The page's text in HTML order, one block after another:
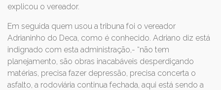
explicou o vereador.
Em seguida quem usou a tribuna foi o vereador
Adrianinho do Deca, como é conhecido. Adriano diz está
indignado com esta administração,- “não tem
planejamento, são obras inacabáveis desperdiçando
matérias, precisa fazer depressão, precisa concerta o
asfalto, a rodoviária continua fechada, aqui está sendo a